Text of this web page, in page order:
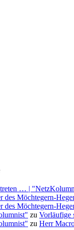
… |
Möchtegern-
Möchtegern-
zu Vorläufige
zu Herr